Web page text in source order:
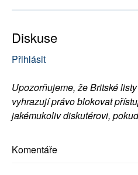
Diskuse
Přihlásit
Upozorňujeme, že Britské
vyhrazují právo blokovat
jakémukoliv diskutérovi,
Komentáře